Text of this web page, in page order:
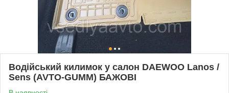
Водійський килимок у салон DAEWOO Lanos /
Sens (AVTO-GUMM) БАЖОВІ